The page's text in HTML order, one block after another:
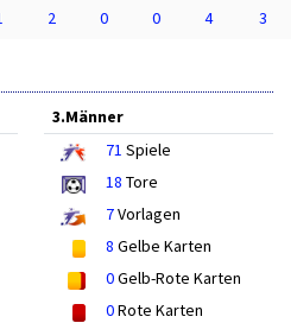
2 0 0 4 3
3.Männer
71 Spiele
18 Tore
7Vorlagen
8 Gelbe Karten
0Gelb-Rote Karten
0Rote Karten